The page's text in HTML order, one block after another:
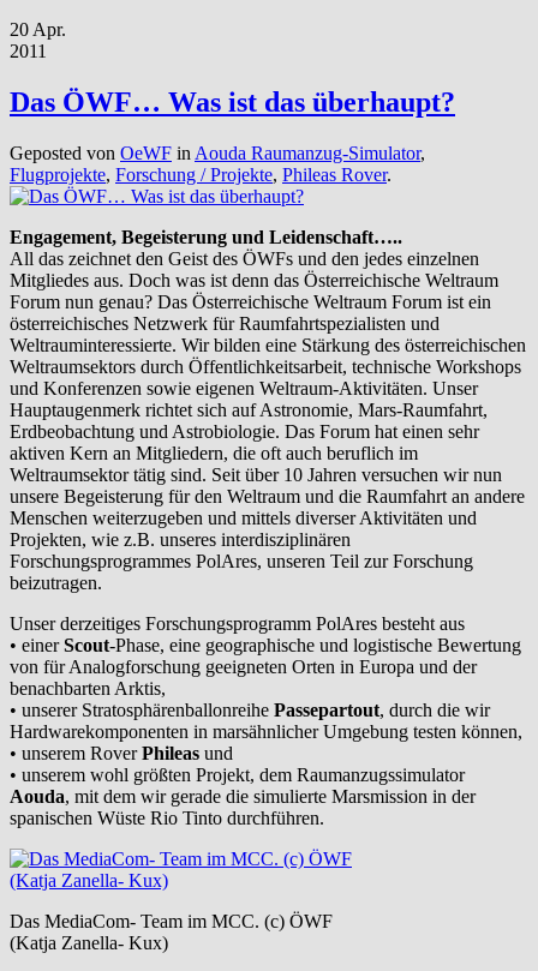
20 Apr.
2011
Das ÖWF… Was ist das überhaupt?
Geposted von OeWF in Aouda Raumanzug-Simulator,
Flugprojekte, Forschung / Projekte, Phileas Rover.
Engagement, Begeisterung und Leidenschaft…..
All das zeichnet den Geist des ÖWFs und den jedes einzelnen
Mitgliedes aus. Doch was ist denn das Österreichische Weltraum
Forum nun genau? Das Österreichische Weltraum Forum ist ein
österreichisches Netzwerk für Raumfahrtspezialisten und
Weltrauminteressierte. Wir bilden eine Stärkung des österreichischen
Weltraumsektors durch Öffentlichkeitsarbeit, technische Workshops
und Konferenzen sowie eigenen Weltraum-Aktivitäten. Unser
Hauptaugenmerk richtet sich auf Astronomie, Mars-Raumfahrt,
Erdbeobachtung und Astrobiologie. Das Forum hat einen sehr
aktiven Kern an Mitgliedern, die oft auch beruflich im
Weltraumsektor tätig sind. Seit über 10 Jahren versuchen wir nun
unsere Begeisterung für den Weltraum und die Raumfahrt an andere
Menschen weiterzugeben und mittels diverser Aktivitäten und
Projekten, wie z.B. unseres interdisziplinären
Forschungsprogrammes PolAres, unseren Teil zur Forschung
beizutragen.
Unser derzeitiges Forschungsprogramm PolAres besteht aus
• einerScout-Phase, eine geographische und logistische Bewertung
von für Analogforschung geeigneten Orten in Europa und der
benachbarten Arktis,
• unserer Stratosphärenballonreihe Passepartout, durch die wir
Hardwarekomponenten in marsähnlicher Umgebung testen können,
• unserem RoverPhileas und
• unserem wohl größten Projekt, dem Raumanzugssimulator
Aouda, mit dem wir gerade die simulierte Marsmission in der
spanischen Wüste Rio Tinto durchführen.
Das MediaCom- Team im MCC. (c) ÖWF
(Katja Zanella- Kux)